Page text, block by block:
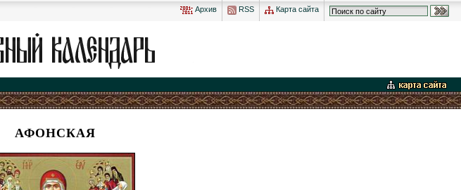
Архив RSS Карта сайта
АФОНСКАЯ